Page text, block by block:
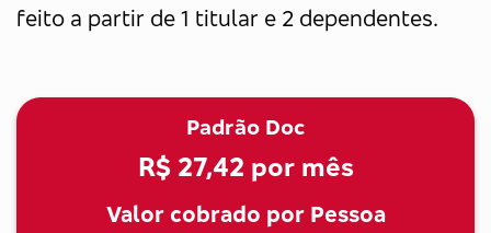
feito a partir de 1 titular e 2 dependentes.
Padrão Doc
R$ 27,42 por mês
Valor cobrado por Pessoa